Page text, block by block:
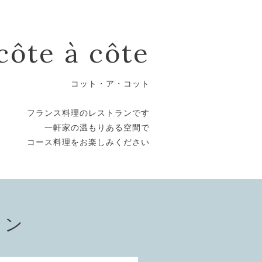
à côte
コット・ア・コット
フランス料理のレストランです
一軒家の温もりある空間で
コース料理をお楽しみください